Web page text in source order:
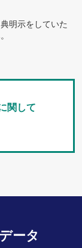
明示をしていた
関して
ータ